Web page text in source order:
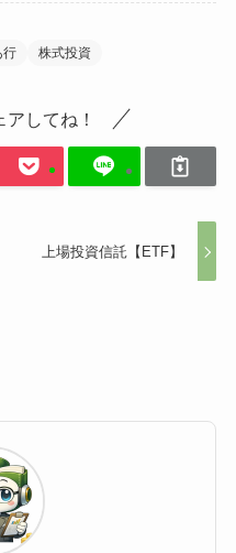
行 株式投資
してね！
上場投資信託【ETF】